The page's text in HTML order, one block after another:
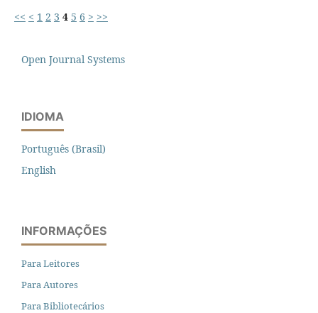
<< < 1 2 3 4 5 6 > >>
Open Journal Systems
IDIOMA
Português (Brasil)
English
INFORMAÇÕES
Para Leitores
Para Autores
Para Bibliotecários